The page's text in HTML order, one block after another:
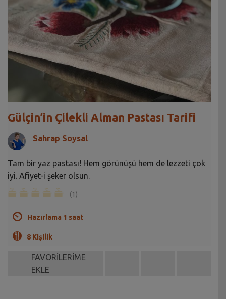
Gülçin’in Çilekli Alman Pastası Tarifi
Sahrap Soysal
Tam bir yaz pastası! Hem görünüşü hem de lezzeti çok
iyi. Afiyet-i şeker olsun.
(1)
Hazırlama 1 saat
8 Kişilik
FAVORİLERİME
EKLE